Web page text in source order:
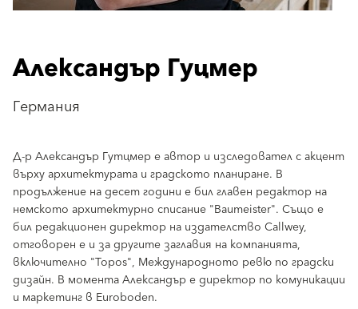
Александър Гуцмер
Германия
Д-р Александър Гутцмер е автор и изследовател с акцент
върху архитектурата и градското планиране. В
продължение на десет години е бил главен редактор на
немското архитектурно списание "Baumeister". Също е
бил редакционен директор на издателство Callwey,
отговорен е и за другите заглавия на компанията,
включително "Topos", Международното ревю по градски
дизайн. В момента Александър е директор по комуникации
и маркетинг в Euroboden.